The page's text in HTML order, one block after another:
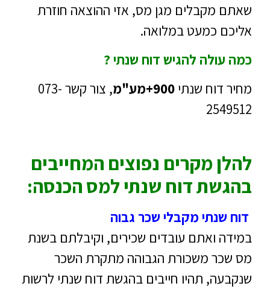
שאתם מקבלים מגן מס, אזי ההוצאה חוזרת
אליכם כמעט במלואה.
כמה עולה להגיש דוח שנתי ?
מחיר דוח שנתי 900+מע"מ
, צור קשר 073-
2549512
להלן מקרים נפוצים המחייבים
בהגשת דוח שנתי למס הכנסה:
דוח שנתי מקבלי שכר גבוה
במידה ואתם עובדים שכירים, וקיבלתם בשנת
מס שכר משכורת הגבוהה מתקרת השכר
שנקבעה, תהיו חייבים בהגשת דוח שנתי לרשות